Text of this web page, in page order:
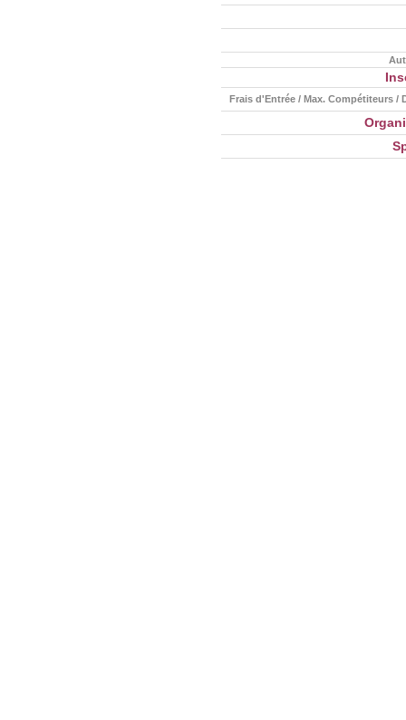
Frais d'Entrée / Max. Compétiteurs /